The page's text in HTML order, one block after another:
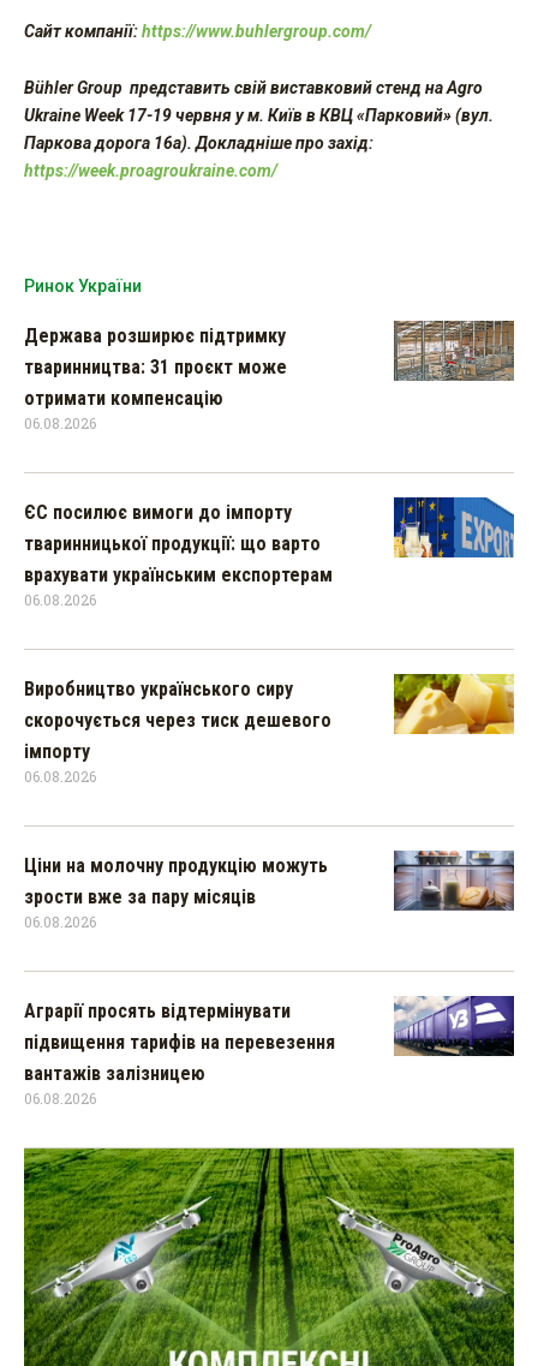
Сайт компанії:https://www.buhlergroup.com/
Bühler Group представить свій виставковий стенд на Agro
Ukraine Week 17-19 червня у м. Київ в КВЦ «Парковий» (вул.
Паркова дорога 16а). Докладніше про захід:
https://week.proagroukraine.com/
Ринок України
Держава розширює підтримку
тваринництва: 31 проєкт може
отримати компенсацію
06.08.2026
ЄС посилює вимоги до імпорту
тваринницької продукції: що варто
врахувати українським експортерам
06.08.2026
Виробництво українського сиру
скорочується через тиск дешевого
імпорту
06.08.2026
Ціни на молочну продукцію можуть
зрости вже за пару місяців
06.08.2026
Аграрії просять відтермінувати
підвищення тарифів на перевезення
вантажів залізницею
06.08.2026